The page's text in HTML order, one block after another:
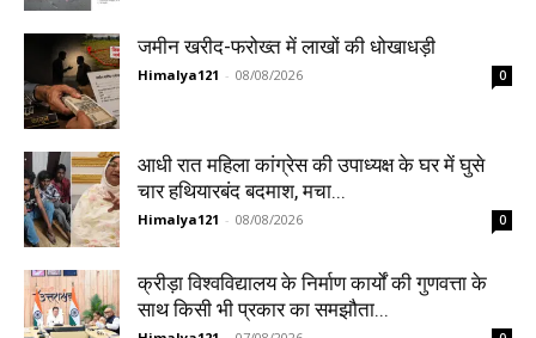
जमीन खरीद-फरोख्त में लाखों की धोखाधड़ी
Himalya121 - 08/08/2026 0
आधी रात महिला कांग्रेस की उपाध्यक्ष के घर में घुसे
चार हथियारबंद बदमाश, मचा...
Himalya121 - 08/08/2026 0
क्रीड़ा विश्वविद्यालय के निर्माण कार्यों की गुणवत्ता के
साथ किसी भी प्रकार का समझौता...